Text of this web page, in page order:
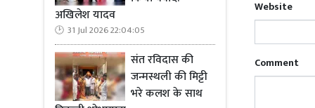
अखिलेश यादव
31 Jul 2026 22:04:05
संत रविदास की
जन्मस्थली की मिट्टी
भरे कलश के साथ
ताबड़तोड़
Website
Comment